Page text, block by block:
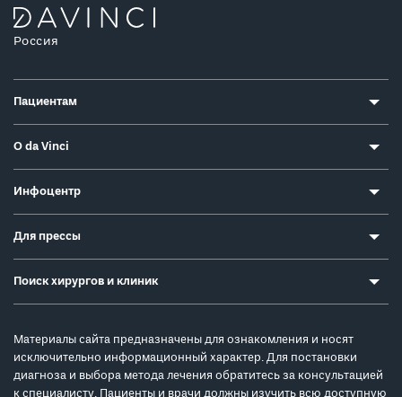
Россия
Пациентам
О da Vinci
Инфоцентр
Для прессы
Поиск хирургов и клиник
Материалы сайта предназначены для ознакомления и носят
исключительно информационный характер. Для постановки
диагноза и выбора метода лечения обратитесь за консультацией
к специалисту. Пациенты и врачи должны изучить всю доступную